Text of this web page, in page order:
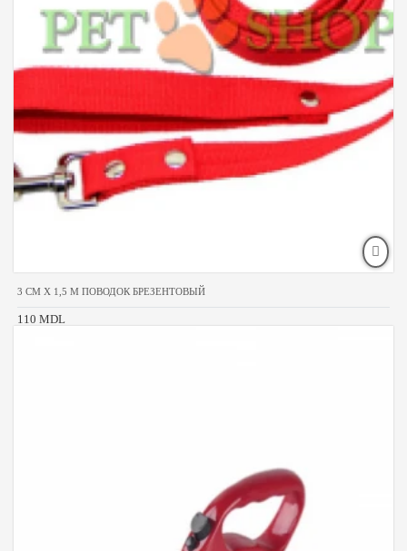
3 CM X 1,5 M ПОВОДОК БРЕЗЕНТОВЫЙ
110 MDL